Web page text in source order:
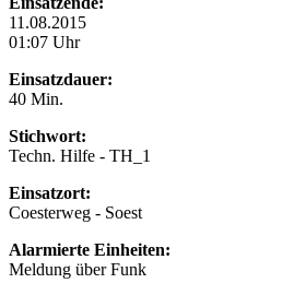
11.08.2015
01:07 Uhr
Einsatzdauer:
40 Min.
Stichwort:
Techn. Hilfe - TH_1
Einsatzort:
Coesterweg - Soest
Alarmierte Einheiten:
Meldung über Funk